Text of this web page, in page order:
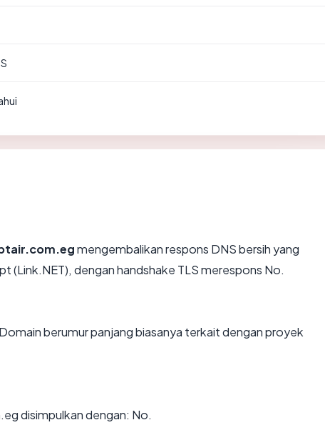
mengembalikan respons DNS bersih yang
(Link.NET), dengan handshake TLS merespons No.
berumur panjang biasanya terkait dengan proyek
disimpulkan dengan: No.